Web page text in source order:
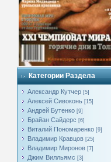
Категории Раздела
Александр Кутчер [5]
Алексей Сивоконь [15]
Андрей Бутенко [9]
Брайан Сайдерс [6]
Виталий Пономаренко [9]
Владимир Кравцов [25]
Владимир Миронов [7]
Джим Вилльямс [3]